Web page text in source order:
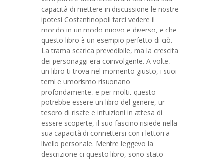
capacità di mettere in discussione le nostre
ipotesi Costantinopoli farci vedere il
mondo in un modo nuovo e diverso, e che
questo libro è un esempio perfetto di ciò.
La trama scarica prevedibile, ma la crescita
dei personaggi era coinvolgente. A volte,
un libro ti trova nel momento giusto, i suoi
temi e umorismo risuonano
profondamente, e per molti, questo
potrebbe essere un libro del genere, un
tesoro di risate e intuizioni in attesa di
essere scoperte, il suo fascino risiede nella
sua capacità di connettersi con i lettori a
livello personale. Mentre leggevo la
descrizione di questo libro, sono stato